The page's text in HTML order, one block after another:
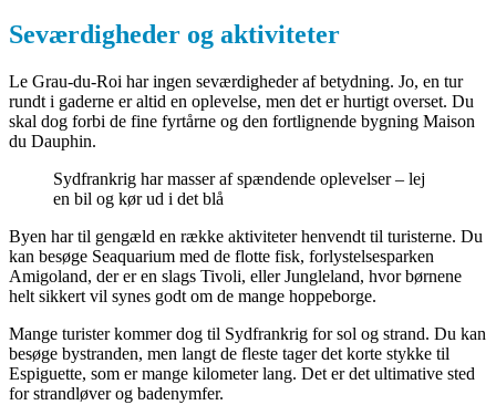
Seværdigheder og aktiviteter
Le Grau-du-Roi har ingen seværdigheder af betydning. Jo, en tur
rundt i gaderne er altid en oplevelse, men det er hurtigt overset. Du
skal dog forbi de fine fyrtårne og den fortlignende bygning Maison
du Dauphin.
Sydfrankrig har masser af spændende oplevelser – lej
en bil og kør ud i det blå
Byen har til gengæld en række aktiviteter henvendt til turisterne. Du
kan besøge Seaquarium med de flotte fisk, forlystelsesparken
Amigoland, der er en slags Tivoli, eller Jungleland, hvor børnene
helt sikkert vil synes godt om de mange hoppeborge.
Mange turister kommer dog til Sydfrankrig for sol og strand. Du kan
besøge bystranden, men langt de fleste tager det korte stykke til
Espiguette, som er mange kilometer lang. Det er det ultimative sted
for strandløver og badenymfer.